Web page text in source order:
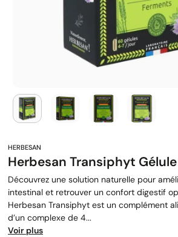
Herbesan Transiphyt
Découvrez une solution naturelle pour
intestinal et retrouver un confort digestif
Herbesan Transiphyt est un complément
d’un complexe de 4...
Voir plus